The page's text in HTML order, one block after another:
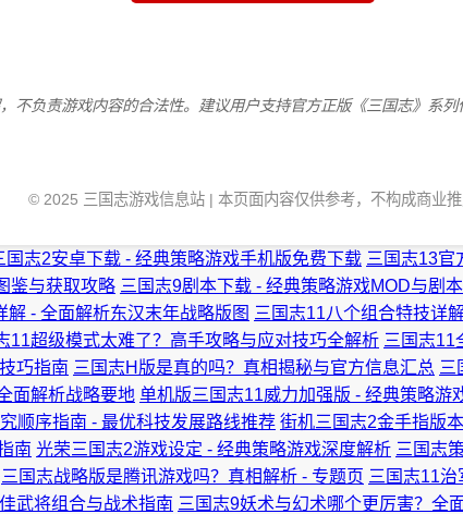
不负责游戏内容的合法性。建议用户支持官方正版《三国志》系
© 2025 三国志游戏信息站 | 本页面内容仅供参考，不构成商业
国志2安卓下载 - 经典策略游戏手机版免费下载 三国志13官
鉴与获取攻略 三国志9剧本下载 - 经典策略游戏MOD与剧
解 - 全面解析东汉末年战略版图 三国志11八个组合特技详
11超级模式太难了？高手攻略与应对技巧全解析 三国志11
巧指南 三国志H版是真的吗？真相揭秘与官方信息汇总 三
面解析战略要地 单机版三国志11威力加强版 - 经典策略游
顺序指南 - 最优科技发展路线推荐 街机三国志2金手指版
南 光荣三国志2游戏设定 - 经典策略游戏深度解析 三国志
三国志战略版是腾讯游戏吗？真相解析 - 专题页 三国志11
武将组合与战术指南 三国志9妖术与幻术哪个更厉害？全